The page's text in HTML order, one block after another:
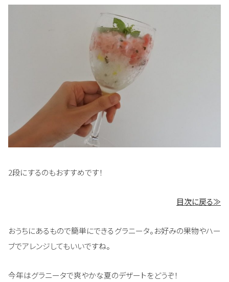
2段にするのもおすすめです！
目次に戻る≫
おうちにあるもので簡単にできるグラニータ。お好みの果物やハー
ブでアレンジしてもいいですね。
今年はグラニータで爽やかな夏のデザートをどうぞ！